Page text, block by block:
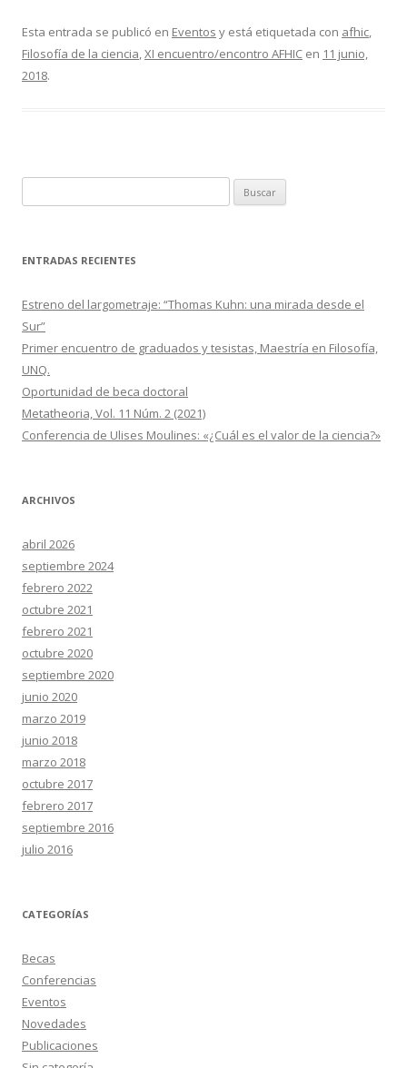
Esta entrada se publicó en Eventos y está etiquetada con afhic,
Filosofía de la ciencia,XI encuentro/encontro AFHIC en 11 junio,
2018.
ENTRADAS RECIENTES
Estreno del largometraje: “Thomas Kuhn: una mirada desde el
Sur”
Primer encuentro de graduados y tesistas, Maestría en Filosofía,
UNQ.
Oportunidad de beca doctoral
Metatheoria, Vol. 11 Núm. 2 (2021)
Conferencia de Ulises Moulines: «¿Cuál es el valor de la ciencia?»
ARCHIVOS
abril 2026
septiembre 2024
febrero 2022
octubre 2021
febrero 2021
octubre 2020
septiembre 2020
junio 2020
marzo 2019
junio 2018
marzo 2018
octubre 2017
febrero 2017
septiembre 2016
julio 2016
CATEGORÍAS
Becas
Conferencias
Eventos
Novedades
Publicaciones